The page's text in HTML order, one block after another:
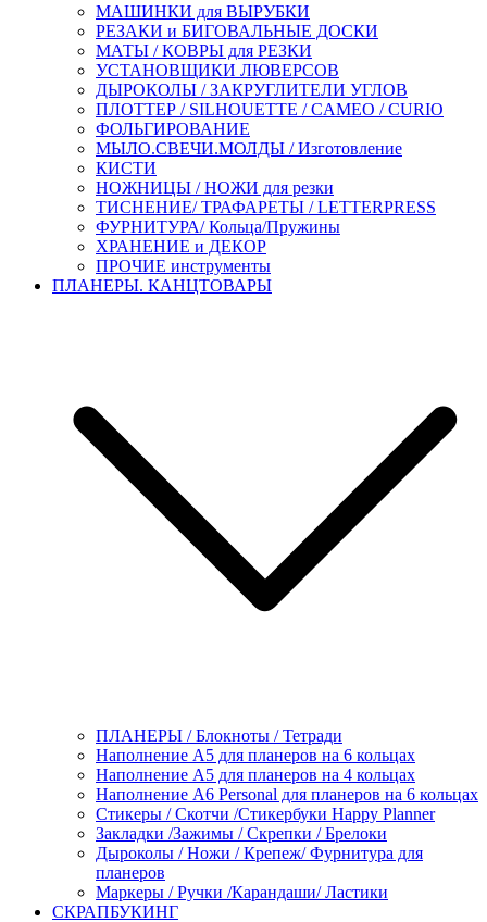
МАШИНКИ для ВЫРУБКИ
РЕЗАКИ и БИГОВАЛЬНЫЕ ДОСКИ
МАТЫ / КОВРЫ для РЕЗКИ
УСТАНОВЩИКИ ЛЮВЕРСОВ
ДЫРОКОЛЫ / ЗАКРУГЛИТЕЛИ УГЛОВ
ПЛОТТЕР / SILHOUETTE / CAMEO / CURIO
ФОЛЬГИРОВАНИЕ
МЫЛО.СВЕЧИ.МОЛДЫ / Изготовление
КИСТИ
НОЖНИЦЫ / НОЖИ для резки
ТИСНЕНИЕ/ ТРАФАРЕТЫ / LETTERPRESS
ФУРНИТУРА/ Кольца/Пружины
ХРАНЕНИЕ и ДЕКОР
ПРОЧИЕ инструменты
ПЛАНЕРЫ. КАНЦТОВАРЫ
ПЛАНЕРЫ / Блокноты / Тетради
Наполнение А5 для планеров на 6 кольцах
Наполнение А5 для планеров на 4 кольцах
Наполнение А6 Personal для планеров на 6 кольцах
Стикеры / Скотчи /Стикербуки Happy Planner
Закладки /Зажимы / Скрепки / Брелоки
Дыроколы / Ножи / Крепеж/ Фурнитура для
планеров
Маркеры / Ручки /Карандаши/ Ластики
СКРАПБУКИНГ